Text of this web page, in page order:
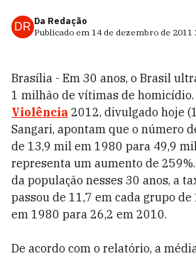
DR Da Redação
Publicado em 14 de dezembro de 2011
Brasília - Em 30 anos, o Brasil
1 milhão de vítimas de homicídio.
Violência 2012, divulgado hoje
Sangari, apontam que o número
de 13,9 mil em 1980 para 49,9
representa um aumento de
da população nesses 30 anos, a
passou de 11,7 em cada grupo
em 1980 para 26,2 em 2010.
De acordo com o relatório, a